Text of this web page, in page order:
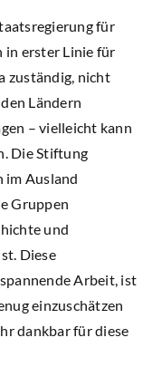
für
in erster Linie für
zuständig, nicht
Ländern
– vielleicht kann
Die Stiftung
im Ausland
Gruppen
und
Diese
Arbeit, ist
einzuschätzen
dankbar für diese